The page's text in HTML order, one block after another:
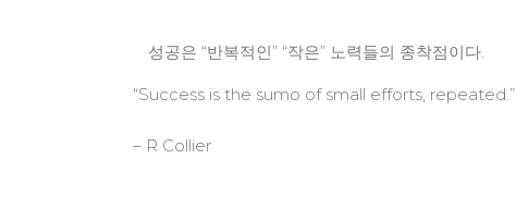
성공은 “반복적인” “작은” 노력들의 종착점이다.
“Success is the sumo of small efforts, repeated.”
– R Collier